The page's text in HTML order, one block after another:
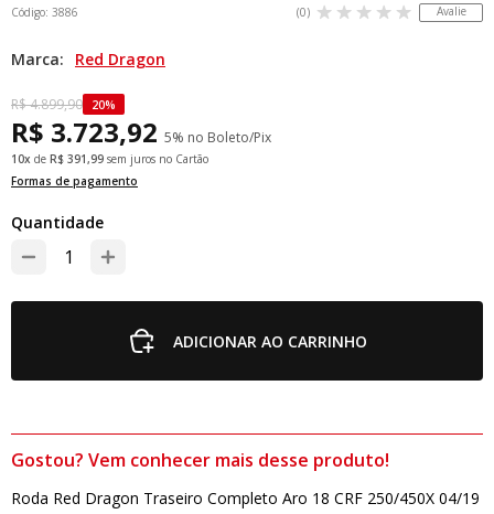
Código: 3886 (0) Avalie
Marca: Red Dragon
R$ 4.899,90 20%
R$ 3.723,92 5% no Boleto/Pix
10x de R$ 391,99 sem juros no Cartão
Formas de pagamento
Quantidade
ADICIONAR AO CARRINHO
Gostou? Vem conhecer mais desse produto!
Roda Red Dragon Traseiro Completo Aro 18 CRF 250/450X 04/19